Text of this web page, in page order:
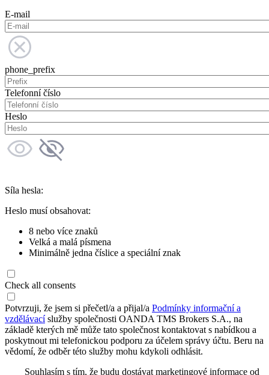
E-mail
phone_prefix
Telefonní číslo
Heslo
Síla hesla:
Heslo musí obsahovat:
8 nebo více znaků
Velká a malá písmena
Minimálně jedna číslice a speciální znak
Check all consents
Potvrzuji, že jsem si přečetl/a a přijal/a Podmínky informační a
vzdělávacíslužby společnosti OANDA TMS Brokers S.A., na
základě kterých mě může tato společnost kontaktovat s nabídkou a
poskytnout mi telefonickou podporu za účelem správy účtu. Beru na
vědomí, že odběr této služby mohu kdykoli odhlásit.
Souhlasím s tím, že budu dostávat marketingové informace od